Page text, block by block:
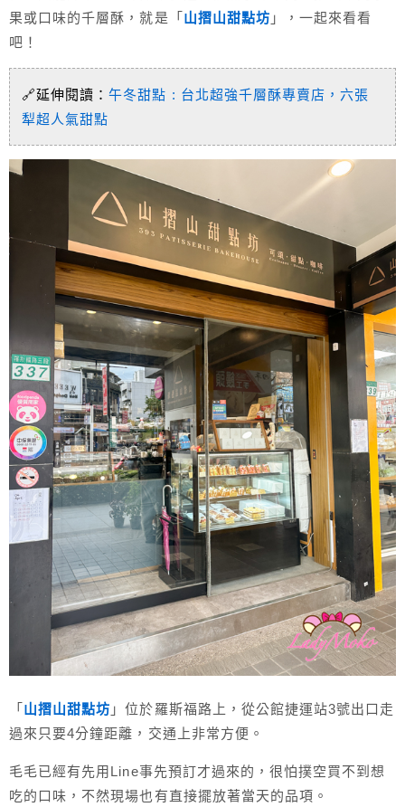
果或口味的千層酥，就是「 山摺山甜點坊 」，一起來看看
吧！
🔗延伸閱讀：午冬甜點 : 台北超強千層酥專賣店，六張
犁超人氣甜點
「 山摺山甜點坊 」位於羅斯福路上，從公館捷運站3號出口走
過來只要4分鐘距離，交通上非常方便。
毛毛已經有先用Line事先預訂才過來的，很怕撲空買不到想
吃的口味，不然現場也有直接擺放著當天的品項。